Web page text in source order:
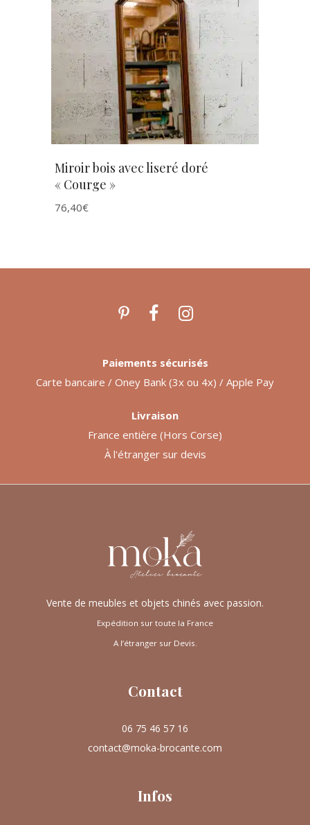
AJOUTER AU PANIER
Miroir bois avec liseré doré
« Courge »
76,40€
Vente de meubles et objets chinés avec passion.
Expédition sur toute la France
A l’étranger sur Devis.
Contact
06 75 46 57 16
contact@moka-brocante.com
Infos
Paiements sécurisés
Carte bancaire / Oney Bank (3x ou 4x) / Apple Pay
Livraison
France entière (Hors Corse)
À l'étranger sur devis